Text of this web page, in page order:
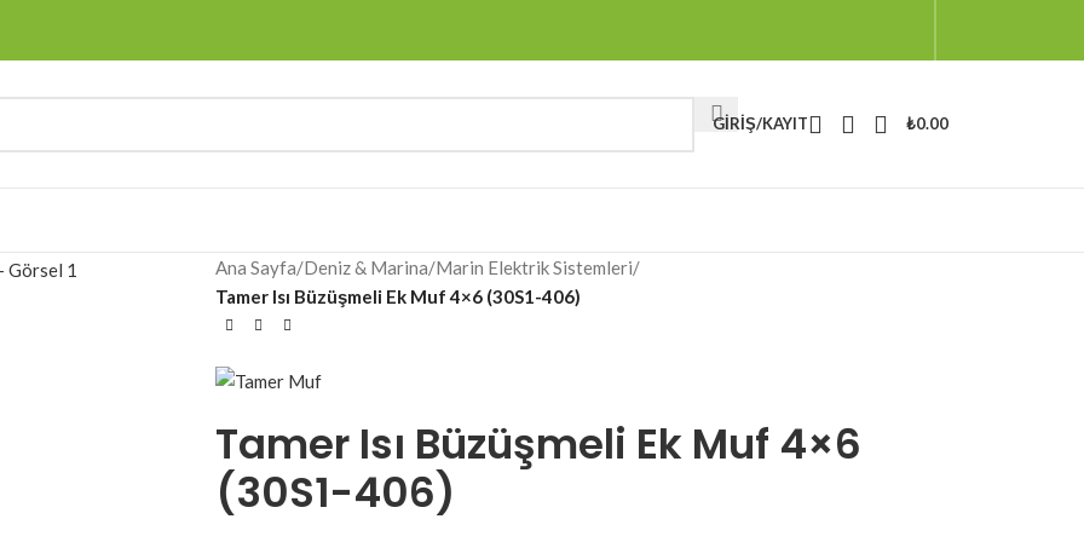
GIRIŞ/KAYIT ₺0.00
Ana Sayfa/Deniz & Marina/Marin Elektrik Sistemleri/
Tamer Isı Büzüşmeli Ek Muf 4×6 (30S1-406)
Tamer Isı Büzüşmeli Ek Muf 4×6
(30S1-406)